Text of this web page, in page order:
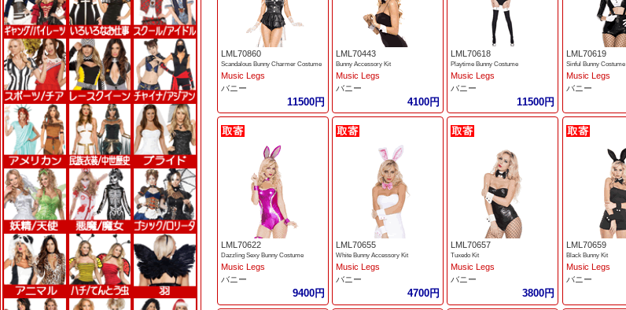
LML70860
Scandalous Bunny Charmer Costume
Music Legs
バニー
11500円
LML70443
Bunny Accessory Kit
Music Legs
バニー
4100円
LML70618
Playtime Bunny Costume
Music Legs
バニー
11500円
LML70619
Sinful Bunny Costume
Music Legs
バニー
LML70622
Dazzling Sexy Bunny Costume
Music Legs
バニー
9400円
LML70655
White Bunny Accessory Kit
Music Legs
バニー
4700円
LML70657
Tuxedo Kit
Music Legs
バニー
3800円
LML70659
Black Bunny Kit
Music Legs
バニー